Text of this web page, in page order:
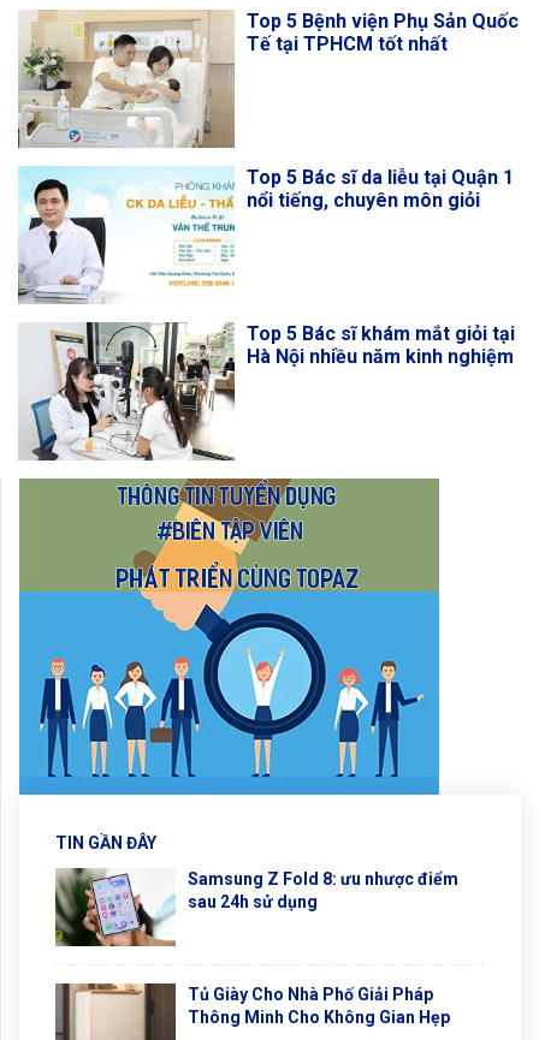
Top 5 Bệnh viện Phụ Sản Quốc
Tế tại TPHCM tốt nhất
Top 5 Bác sĩ da liễu tại Quận 1
nổi tiếng, chuyên môn giỏi
Top 5 Bác sĩ khám mắt giỏi tại
Hà Nội nhiều năm kinh nghiệm
TIN GẦN ĐÂY
Samsung Z Fold 8: ưu nhược điểm
sau 24h sử dụng
Tủ Giày Cho Nhà Phố Giải Pháp
Thông Minh Cho Không Gian Hẹp